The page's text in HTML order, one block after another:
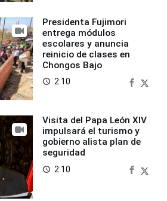
Presidenta Fujimori
entrega módulos
escolares y anuncia
reinicio de clases en
Chongos Bajo
access_time 2:10
Visita del Papa León XIV
impulsará el turismo y
gobierno alista plan de
seguridad
access_time 2:10